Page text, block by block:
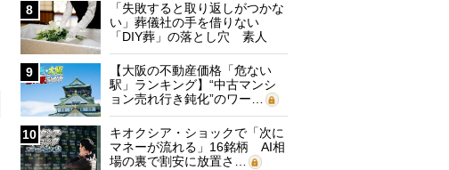
8
「失敗すると取り返しがつかな
い」葬儀社の手を借りない
「DIY葬」の落とし穴 素人
に…
9
【大阪の不動産価格「危ない
駅」ランキング】“中古マンシ
ョン売れ行き鈍化”のワー…
10
キオクシア・ショックで「次に
マネーが流れる」16銘柄 AI相
場の裏で割安に放置さ…